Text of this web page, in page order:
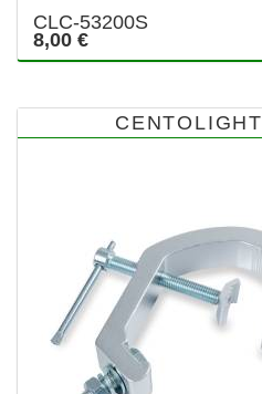
CLC-53200S
8,00 €
CENTOLIGHT